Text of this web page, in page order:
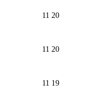
11 20
11 20
11 19